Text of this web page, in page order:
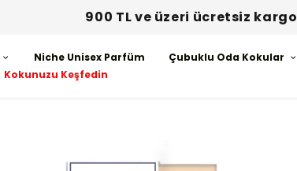
900 TL ve üzeri ücretsiz kargo
Niche Unisex Parfüm Çubuklu Oda Kokular
Kokunuzu Keşfedin